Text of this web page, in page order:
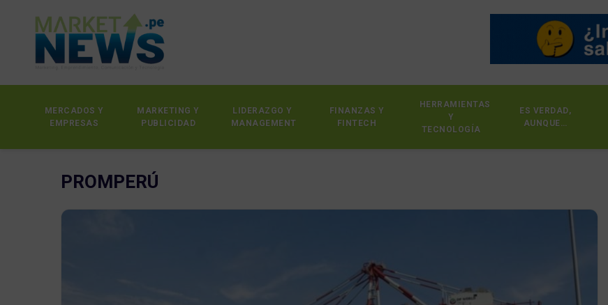
MERCADOS Y
EMPRESAS
MARKETING Y
PUBLICIDAD
LIDERAZGO Y
MANAGEMENT
FINANZAS Y
FINTECH
HERRAMIENTAS
Y
TECNOLOGÍA
ES VERDAD,
AUNQUE…
PROMPERÚ